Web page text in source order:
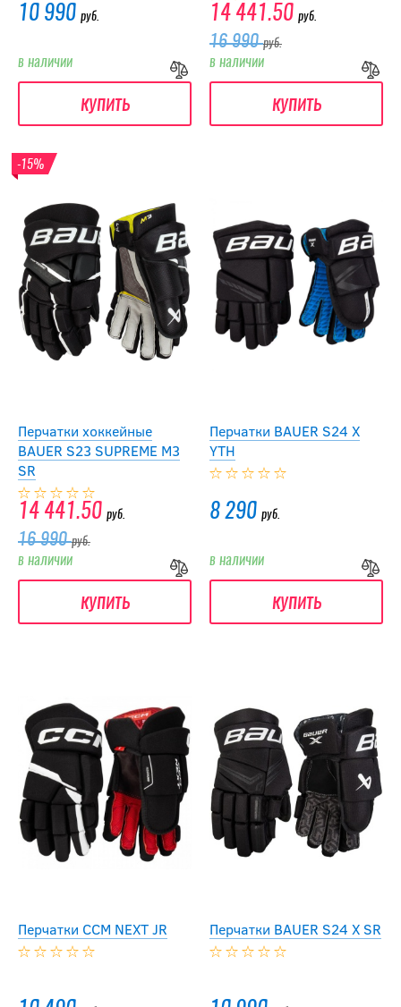
10 990 руб.
в наличии
купить
14 441.50 руб.
16 990руб.
в наличии
купить
-15%
Перчатки хоккейные
BAUER S23 SUPREME M3
SR
14 441.50 руб.
16 990руб.
в наличии
купить
Перчатки BAUER S24 X
YTH
8 290 руб.
в наличии
купить
Перчатки CCM NEXT JR Перчатки BAUER S24 X SR